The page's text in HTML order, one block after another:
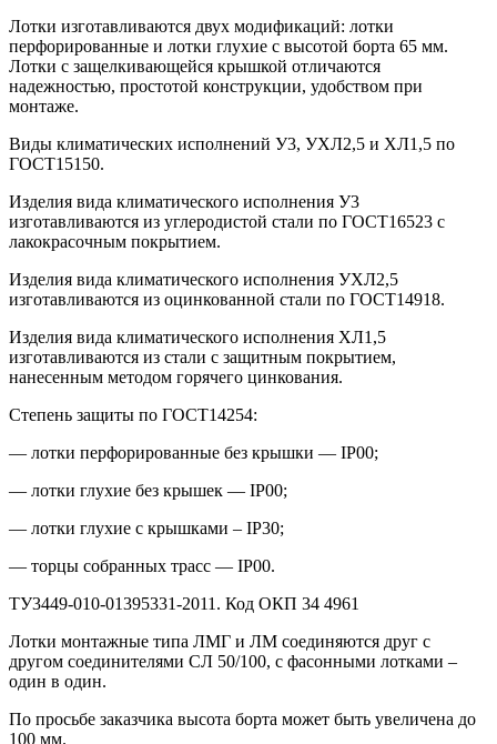
Лотки изготавливаются двух модификаций: лотки
перфорированные и лотки глухие с высотой борта 65 мм.
Лотки с защелкивающейся крышкой отличаются
надежностью, простотой конструкции, удобством при
монтаже.
Виды климатических исполнений У3, УХЛ2,5 и ХЛ1,5 по
ГОСТ15150.
Изделия вида климатического исполнения У3
изготавливаются из углеродистой стали по ГОСТ16523 с
лакокрасочным покрытием.
Изделия вида климатического исполнения УХЛ2,5
изготавливаются из оцинкованной стали по ГОСТ14918.
Изделия вида климатического исполнения ХЛ1,5
изготавливаются из стали с защитным покрытием,
нанесенным методом горячего цинкования.
Степень защиты по ГОСТ14254:
— лотки перфорированные без крышки — IР00;
— лотки глухие без крышек — IР00;
— лотки глухие с крышками – IР30;
— торцы собранных трасс — IР00.
ТУ3449-010-01395331-2011. Код ОКП 34 4961
Лотки монтажные типа ЛМГ и ЛМ соединяются друг с
другом соединителями СЛ 50/100, с фасонными лотками –
один в один.
По просьбе заказчика высота борта может быть увеличена до
100 мм.